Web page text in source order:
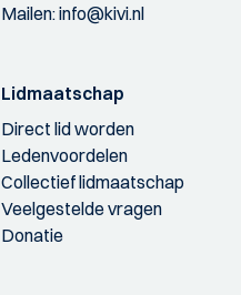
Mailen:info@kivi.nl
Lidmaatschap
Direct lid worden
Ledenvoordelen
Collectief lidmaatschap
Veelgestelde vragen
Donatie